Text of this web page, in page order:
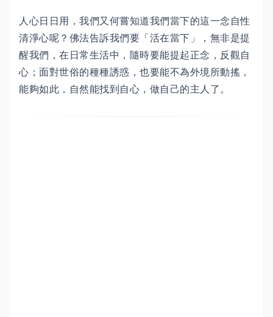
人心日日用，我們又何嘗知道我們當下的這一念自性
清淨心呢？佛法告訴我們要「活在當下」，無非是提
醒我們，在日常生活中，隨時要能提起正念，反觀自
心；面對世俗的種種誘惑，也要能不為外境所動搖，
能夠如此，自然能找到自心，做自己的主人了。